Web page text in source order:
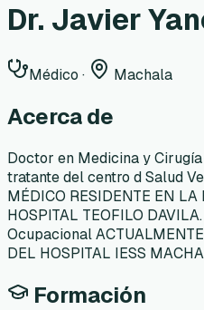
Dr. Javier
Médico · Machala
Acerca de
Doctor en Medicina y Cirugía
tratante del centro d Salud
MÉDICO RESIDENTE EN LA
HOSPITAL TEOFILO
Ocupacional
DEL HOSPITAL IESS
Formación